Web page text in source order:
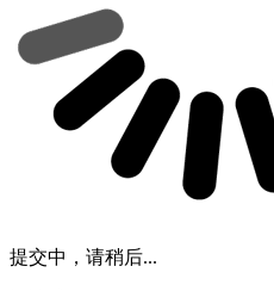
提交中，请稍后...